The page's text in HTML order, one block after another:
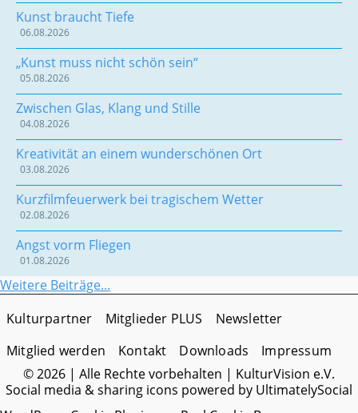
Kunst braucht Tiefe
06.08.2026
„Kunst muss nicht schön sein“
05.08.2026
Zwischen Glas, Klang und Stille
04.08.2026
Kreativität an einem wunderschönen Ort
03.08.2026
Kurzfilmfeuerwerk bei tragischem Wetter
02.08.2026
Angst vorm Fliegen
01.08.2026
Weitere Beiträge...
Kulturpartner
Mitglieder PLUS
Newsletter
Mitglied werden
Kontakt Downloads
Impressum
© 2026 | Alle Rechte vorbehalten | KulturVision e.V.
Social media & sharing icons powered by UltimatelySocial